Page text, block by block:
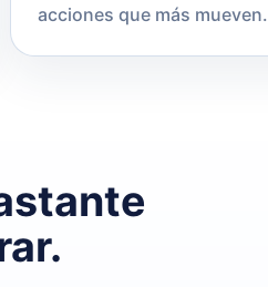
acciones que más mueven.